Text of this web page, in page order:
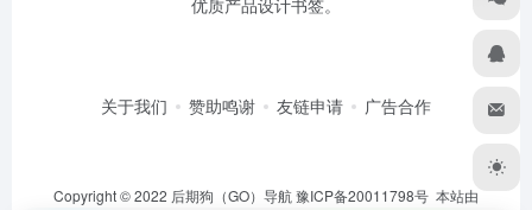
关于我们 赞助鸣谢 友链申请 广告合作
Copyright © 2022 后期狗（GO）导航豫ICP备20011798号 本站由